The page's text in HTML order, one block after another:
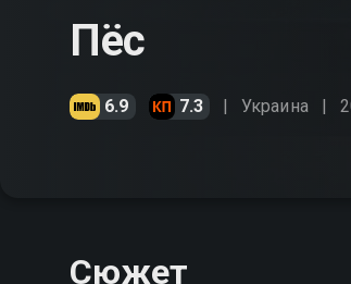
Пёс
6.9 7.3 Украина
Сюжет